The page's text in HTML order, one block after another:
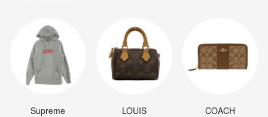
Supreme
LOUIS
COACH